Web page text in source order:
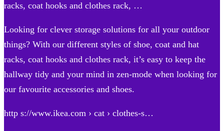
racks, coat hooks and clothes rack, …
Looking for clever storage solutions for all your outdoor
things? With our different styles of shoe, coat and hat
racks, coat hooks and clothes rack, it’s easy to keep the
hallway tidy and your mind in zen-mode when looking for
our favourite accessories and shoes.
http s://www.ikea.com › cat › clothes-s…